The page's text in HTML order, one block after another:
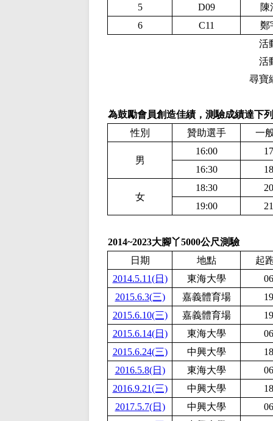
5
D09
陳
6
C11
鄭
活
活
尋寶
為鼓勵會員創造佳績，測驗成績達下
性別
贊助選手 一
男
16:00
16:30
女
18:30
19:00
2014~2023大腳丫5000公尺測驗
日期
地點
起
2014.5.11(日)
東海大學
2015.6.3(三)
嘉義體育場
2015.6.10(三)
嘉義體育場
2015.6.14(日)
東海大學
2015.6.24(三)
中興大學
2016.5.8(日)
東海大學
2016.9.21(三)
中興大學
2017.5.7(日)
中興大學